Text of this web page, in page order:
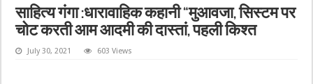
साहित्य गंगा :धारावाहिक कहानी “मुआवजा, सिस्टम पर
चोट करती आम आदमी की दास्तां, पहली किश्त
July 30, 2021 603 Views